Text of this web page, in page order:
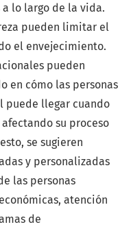
lo largo de la vida.
pueden limitar el
el envejecimiento.
pueden
en cómo las personas
puede llegar cuando
su proceso
se sugieren
y personalizadas
las personas
atención
de